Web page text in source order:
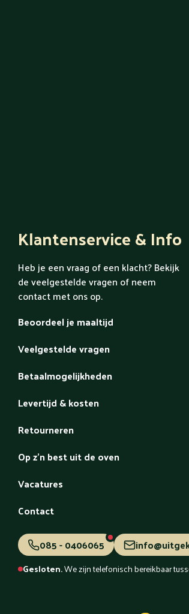
Klantenservice & Info
Heb je een vraag of een klacht? Bekijk
de veelgestelde vragen of neem
contact met ons op.
Beoordeel je maaltijd
Veelgestelde vragen
Betaalmogelijkheden
Levertijd & kosten
Retourneren
Op z'n best uit de oven
Vacatures
Contact
085 - 0406065
Gesloten.We zijn telefonisch bereikbaar